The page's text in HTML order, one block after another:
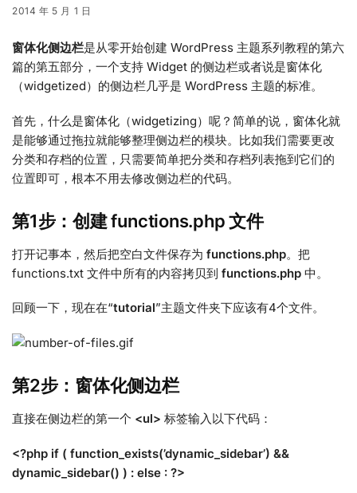
2014 年 5 月 1 日
窗体化侧边栏是从零开始创建 WordPress 主题系列教程的第六
篇的第五部分，一个支持 Widget 的侧边栏或者说是窗体化
（widgetized）的侧边栏几乎是 WordPress 主题的标准。
首先，什么是窗体化（widgetizing）呢？简单的说，窗体化就
是能够通过拖拉就能够整理侧边栏的模块。比如我们需要更改
分类和存档的位置，只需要简单把分类和存档列表拖到它们的
位置即可，根本不用去修改侧边栏的代码。
第1步：创建 functions.php 文件
打开记事本，然后把空白文件保存为 functions.php。把
functions.txt 文件中所有的内容拷贝到 functions.php 中。
回顾一下，现在在“tutorial”主题文件夹下应该有4个文件。
第2步：窗体化侧边栏
直接在侧边栏的第一个 <ul> 标签输入以下代码：
<?php if ( function_exists(’dynamic_sidebar’) &&
dynamic_sidebar() ) : else : ?>